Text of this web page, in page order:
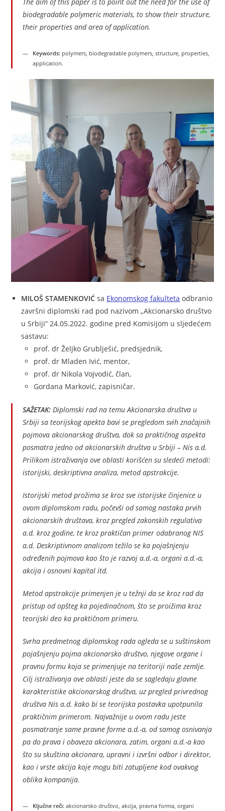
biodegradable polymeric materials, to show their structure,
their properties and area of ​​application.
Keywords: polymers, biodegradable polymers, structure, properties,
application.
MILOŠ STAMENKOVIĆ sa Ekonomskog fakulteta odbranio
završni diplomski rad pod nazivom „Akcionarsko društvo
u Srbiji“ 24.05.2022. godine pred Komisijom u sljedećem
sastavu:
prof. dr Željko Grublješić, predsjednik,
prof. dr Mladen Ivić, mentor,
prof. dr Nikola Vojvodić, član,
Gordana Marković, zapisničar.
SAŽETAK:Diplomski rad na temuAkcionarska društva u
Srbiji sa teorijskog apekta bavi se pregledom svih značajnih
pojmova akcionarskog društva, dok sa praktičnog aspekta
posmatra jedno od akcionarskih društva u Srbiji – Nis a.d.
Prilikom istraživanja ove oblasti korišćen su sledeći metodi:
istorijski, deskriptivna analiza, metod apstrakcije.
Istorijski metod prožima se kroz sve istorijske činjenice u
ovom diplomskom radu, počevši od samog nastaka prvih
akcionarskih društava, kroz pregled zakonskih regulativa
a.d. kroz godine, te kroz praktičan primer odabranog NIS
a.d. Deskriptivnom analizom težilo se ka pojašnjenju
određenih pojmova kao što je razvoj a.d.-a, organi a.d.-a,
akcija i osnovni kapital itd.
Metod apstrakcije primenjen je u težnji da se kroz rad da
pristup od opšteg ka pojedinačnom, što se proižima kroz
teorijski deo ka praktičnom primeru.
Svrha predmetnog diplomskog rada ogleda se u suštinskom
pojašnjenju pojma akcionarsko društvo, njegove organe i
pravnu formu koja se primenjuje na teritoriji naše zemlje.
Cilj istraživanja ove oblasti jeste da se sagledaju glavne
karakteristike akcionarskog društva, uz pregled privrednog
društva Nis a.d. kako bi se teorijska postavka upotpunila
praktičnim primerom. Najvažnije u ovom radu jeste
posmatranje same pravne forme a.d.-a, od samog osnivanja
pa do prava i obaveza akcionara, zatim, organi a.d.-a kao
što su skuština akcionara, upravni i izvršni odbor i direktor,
kao i vrste akcija koje mogu biti zatupljene kod ovakvog
oblika kompanija.
Ključne reči:akcionarsko društvo, akcija, pravna forma, organi